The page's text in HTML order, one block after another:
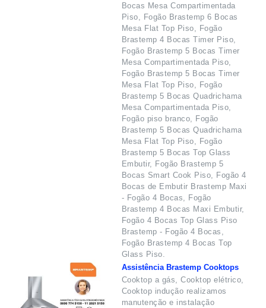
Bocas Mesa Compartimentada
Piso, Fogão Brastemp 6 Bocas
Mesa Flat Top Piso, Fogão
Brastemp 4 Bocas Timer Piso,
Fogão Brastemp 5 Bocas Timer
Mesa Compartimentada Piso,
Fogão Brastemp 5 Bocas Timer
Mesa Flat Top Piso, Fogão
Brastemp 5 Bocas Quadrichama
Mesa Compartimentada Piso,
Fogão piso branco, Fogão
Brastemp 5 Bocas Quadrichama
Mesa Flat Top Piso, Fogão
Brastemp 5 Bocas Top Glass
Embutir, Fogão Brastemp 5
Bocas Smart Cook Piso, Fogão 4
Bocas de Embutir Brastemp Maxi
- Fogão 4 Bocas, Fogão
Brastemp 4 Bocas Maxi Embutir,
Fogão 4 Bocas Top Glass Piso
Brastemp - Fogão 4 Bocas,
Fogão Brastemp 4 Bocas Top
Glass Piso.
Assistência Brastemp Cooktops
Cooktop a gás, Cooktop elétrico,
Cooktop indução realizamos
manutenção e instalação